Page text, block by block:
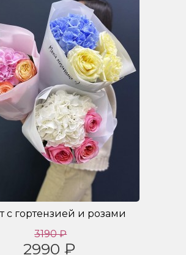
с гортензией и розами
3190 ₽
2990 ₽